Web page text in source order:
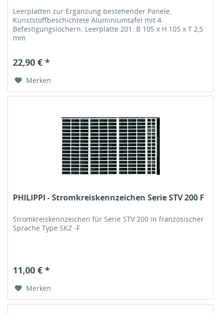
Leerplatten zur Ergänzung bestehender Panele.
Kunststoffbeschichtete Aluminiumtafel mit 4
Befestigungslöchern. Leerplatte 201: B 105 x H 105 x T 2,5
mm
22,90 € *
Merken
PHILIPPI - Stromkreiskennzeichen Serie STV 200 F
Stromkreiskennzeichen für Serie STV 200 in französischer
Sprache Type SKZ -F
11,00 € *
Merken